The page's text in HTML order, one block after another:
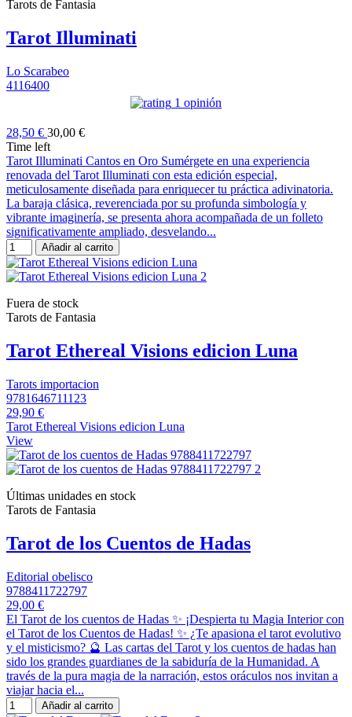
Tarots de Fantasia
Tarot Illuminati
Lo Scarabeo
4116400
1 opinión
28,50 € 30,00 €
Time left
Tarot Illuminati Cantos en Oro Sumérgete en una experiencia
renovada del Tarot Illuminati con esta edición especial,
meticulosamente diseñada para enriquecer tu práctica adivinatoria.
La baraja clásica, reverenciada por su profunda simbología y
vibrante imaginería, se presenta ahora acompañada de un folleto
significativamente ampliado, desvelando...
Añadir al carrito
Fuera de stock
Tarots de Fantasia
Tarot Ethereal Visions edicion Luna
Tarots importacion
9781646711123
29,90 €
Tarot Ethereal Visions edicion Luna
View
Últimas unidades en stock
Tarots de Fantasia
Tarot de los Cuentos de Hadas
Editorial obelisco
9788411722797
29,00 €
El Tarot de los cuentos de Hadas ✨ ¡Despierta tu Magia Interior con
el Tarot de los Cuentos de Hadas! ✨ ¿Te apasiona el tarot evolutivo
y el misticismo? 🔮 Las cartas del Tarot y los cuentos de hadas han
sido los grandes guardianes de la sabiduría de la Humanidad. A
través de la pura magia de la narración, estos oráculos nos invitan a
viajar hacia el...
Añadir al carrito